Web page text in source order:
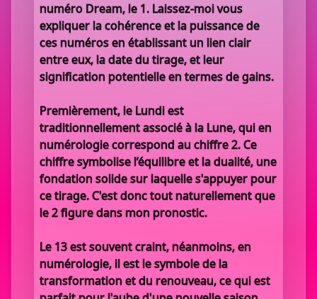
numéro Dream, le 1. Laissez-moi vous
expliquer la cohérence et la puissance de
ces numéros en établissant un lien clair
entre eux, la date du tirage, et leur
signification potentielle en termes de gains.
Premièrement, le Lundi est
traditionnellement associé à la Lune, qui en
numérologie correspond au chiffre 2. Ce
chiffre symbolise l’équilibre et la dualité, une
fondation solide sur laquelle s'appuyer pour
ce tirage. C'est donc tout naturellement que
le 2 figure dans mon pronostic.
Le 13 est souvent craint, néanmoins, en
numérologie, il est le symbole de la
transformation et du renouveau, ce qui est